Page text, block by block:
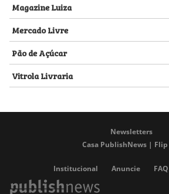
Magazine Luiza
Mercado Livre
Pão de Açúcar
Vitrola Livraria
Newsletters
Casa PublishNews | Flip
Institucional Anuncie FAQ